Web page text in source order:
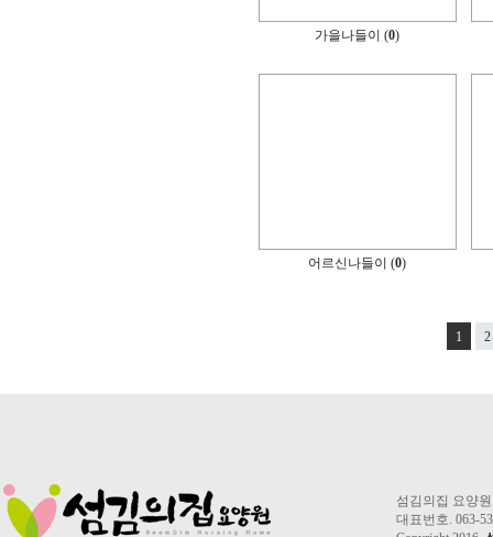
가을나들이 (0)
어르신나들이 (0)
1 2
섬김의집 요양
대표번호. 063-